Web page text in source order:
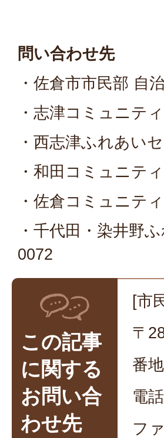
問い合わせ先
・佐倉市市民部 自
・志津コミュニテ
・西志津ふれあい
・和田コミュニテ
・佐倉コミュニテ
・千代田・染井野
0072
この記事
に関する
お問い合
わせ先
[市
〒
番地
電
フ